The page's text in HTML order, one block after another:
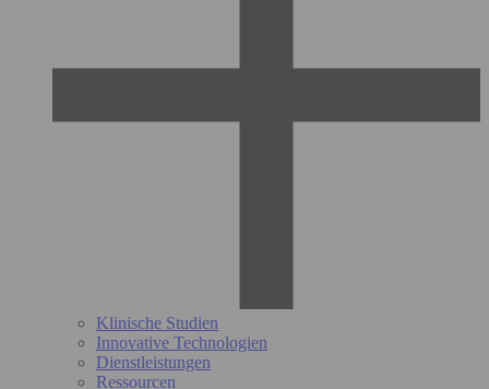
Klinische Studien
Innovative Technologien
Dienstleistungen
Ressourcen